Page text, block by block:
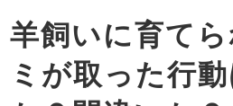
羊飼いに育て
ミが取った行